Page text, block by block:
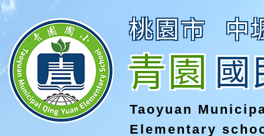
桃園市 中
青園國
Taoyuan
Elementary